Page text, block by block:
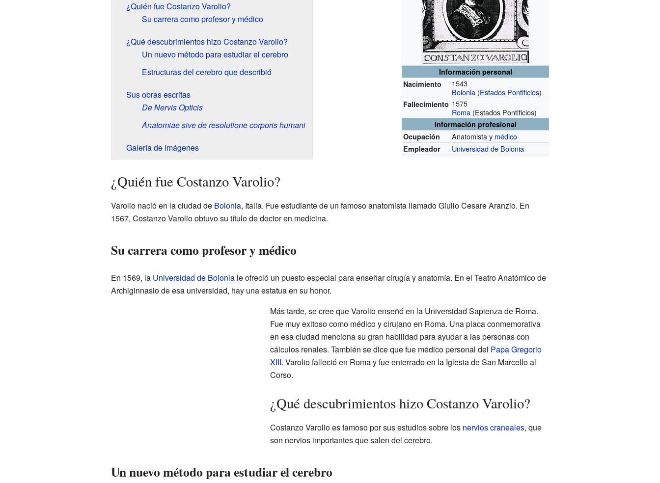
Información personal
Nacimiento
1543
Bolonia (Estados Pontificios)
Fallecimiento 1575
Roma (Estados Pontificios)
Información profesional
Ocupación
Anatomista y médico
Empleador Universidad de Bolonia
¿Quién fue Costanzo Varolio?
Su carrera como profesor y médico
¿Qué descubrimientos hizo Costanzo Varolio?
Un nuevo método para estudiar el cerebro
Estructuras del cerebro que describió
Sus obras escritas
De Nervis Opticis
Anatomiae sive de resolutione corporis humani
Galería de imágenes
¿Quién fue Costanzo Varolio?
Varolio nació en la ciudad de Bolonia, Italia. Fue estudiante de un famoso anatomista llamado Giulio Cesare Aranzio. En
1567, Costanzo Varolio obtuvo su título de doctor en medicina.
Su carrera como profesor y médico
En 1569, la Universidad de Boloniale ofreció un puesto especial para enseñar cirugía y anatomía. En el Teatro Anatómico de
Archiginnasio de esa universidad, hay una estatua en su honor.
Más tarde, se cree que Varolio enseñó en la Universidad Sapienza de Roma.
Fue muy exitoso como médico y cirujano en Roma. Una placa conmemorativa
en esa ciudad menciona su gran habilidad para ayudar a las personas con
cálculos renales. También se dice que fue médico personal del Papa Gregorio
XIII. Varolio falleció en Roma y fue enterrado en la Iglesia de San Marcello al
Corso.
¿Qué descubrimientos hizo Costanzo Varolio?
Costanzo Varolio es famoso por sus estudios sobre los nervios craneales, que
son nervios importantes que salen del cerebro.
Un nuevo método para estudiar el cerebro